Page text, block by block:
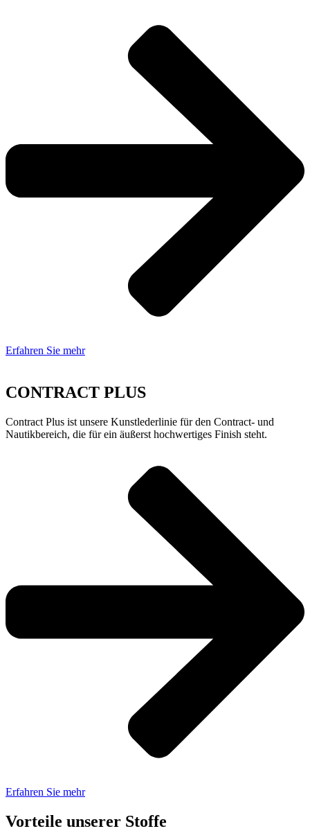
Erfahren Sie mehr
CONTRACT PLUS
Contract Plus ist unsere Kunstlederlinie für den Contract- und
Nautikbereich, die für ein äußerst hochwertiges Finish steht.
Erfahren Sie mehr
Vorteile unserer Stoffe